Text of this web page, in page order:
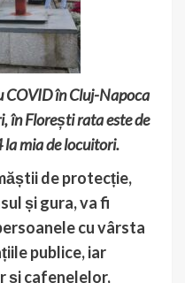
COVID în Cluj-Napoca
în Florești rata este de
la mia de locuitori.
de protecție,
și gura, va fi
cu vârsta
publice, iar
și cafenelelor,